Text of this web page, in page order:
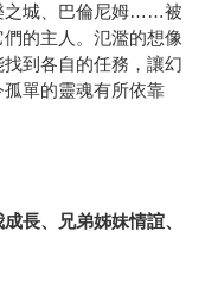
之城、巴倫尼姆……被
的主人。氾濫的想像
到各自的任務，讓幻
單的靈魂有所依靠
長、兄弟姊妹情誼、